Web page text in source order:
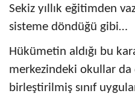
Sekiz yıllık eğitimden
sisteme döndüğü gibi…
Hükümetin aldığı bu
merkezindeki okullar
birleştirilmiş sınıf